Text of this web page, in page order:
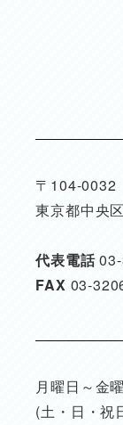
〒104-0032
東京都中央
代表電話03-
FAX 03-
月曜日～金
(土・日・祝